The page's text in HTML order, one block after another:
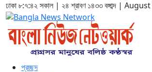
ঢাকা৮:৭:৪৩ সকাল | ২৪ শ্রাবণ ১৪৩৩ বঙ্গাব্দ |
প্রচ্ছদ